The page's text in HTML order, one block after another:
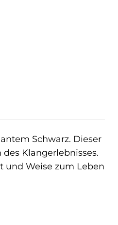
Schwarz. Dieser
Klangerlebnisses.
und Weise zum Leben